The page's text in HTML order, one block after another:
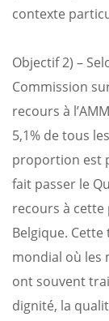
contexte
Objectif 2) –
Commission
recours à
5,1% de tous
proportion est
fait passer le
recours à cette
Belgique.
mondial où les
ont souvent
dignité, la